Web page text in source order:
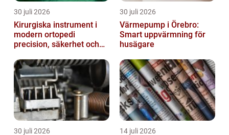
30 juli 2026
Kirurgiska instrument i
modern ortopedi
precision, säkerhet och
30 juli 2026
Värmepump i Örebro:
Smart uppvärmning för
husägare
30 juli 2026 14 juli 2026